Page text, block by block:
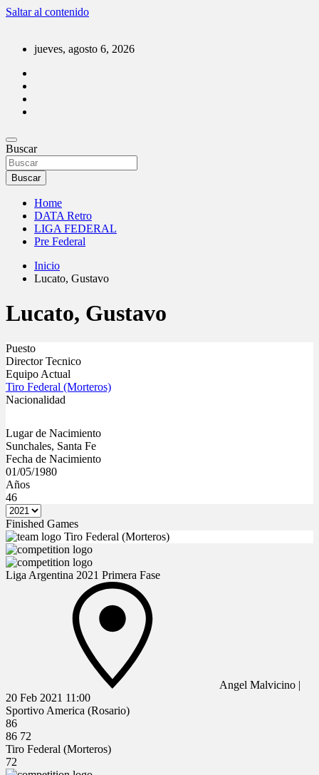
Saltar al contenido
jueves, agosto 6, 2026
DATA Basquet
DATA Basquet
Buscar
Buscar
Home
DATA Retro
LIGA FEDERAL
Pre Federal
Inicio
Lucato, Gustavo
Lucato, Gustavo
Puesto
Director Tecnico
Equipo Actual
Tiro Federal (Morteros)
Nacionalidad
Lugar de Nacimiento
Sunchales, Santa Fe
Fecha de Nacimiento
01/05/1980
Años
46
Finished Games
Tiro Federal (Morteros)
Liga Argentina 2021 Primera Fase
Angel Malvicino |
20 Feb 2021 11:00
Sportivo America (Rosario)
86
86 72
Tiro Federal (Morteros)
72